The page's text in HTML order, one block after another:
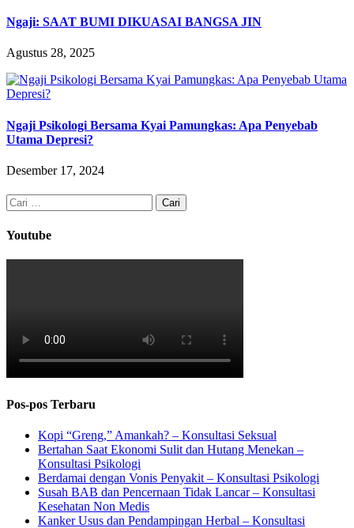
Ngaji: SAAT BUMI DIKUASAI BANGSA JIN
Agustus 28, 2025
Ngaji Psikologi Bersama Kyai Pamungkas: Apa Penyebab
Utama Depresi?
Desember 17, 2024
Cari
untuk:
Youtube
Pos-pos Terbaru
Kopi “Greng,” Amankah? – Konsultasi Seksual
Bertahan Saat Ekonomi Sulit dan Hutang Menekan –
Konsultasi Psikologi
Berdamai dengan Vonis Penyakit – Konsultasi Psikologi
Susah BAB dan Pencernaan Tidak Lancar – Konsultasi
Kesehatan Non Medis
Kanker Usus dan Pendampingan Herbal – Konsultasi